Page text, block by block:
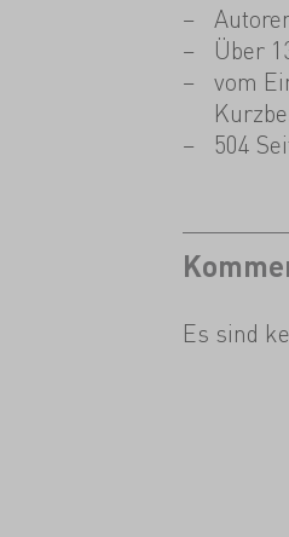
Über
vom
504
Es sind